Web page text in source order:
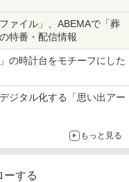
ァイル」、ABEMAで「葬
特番・配信情報
の時計台をモチーフにした
ジタル化する「思い出アー
もっと見る
ーする